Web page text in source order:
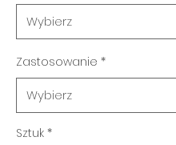
Zastosowanie *
Sztuk *